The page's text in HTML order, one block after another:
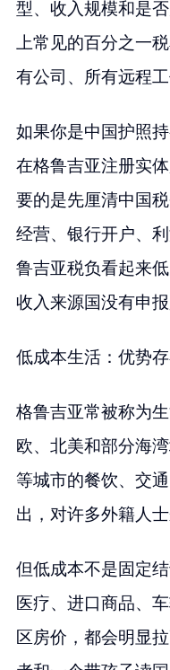
型、收入规模和是
上常见的百分之一
有公司、所有远程
如果你是中国护照
在格鲁吉亚注册实
要的是先厘清中国
经营、银行开户、
鲁吉亚税负看起来
收入来源国没有申报
低成本生活：优势
格鲁吉亚常被称为
欧、北美和部分海
等城市的餐饮、交
出，对许多外籍人
但低成本不是固定
医疗、进口商品、
区房价，都会明显